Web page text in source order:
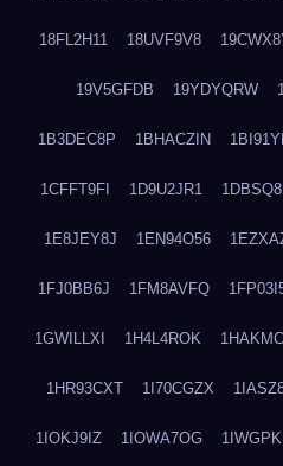
18FL2H11 18UVF9V8
19V5GFDB 19YDYQRW
1B3DEC8P 1BHACZIN
1CFFT9FI 1D9U2JR1
1E8JEY8J 1EN94O56
1FJ0BB6J 1FM8AVFQ
1GWILLXI 1H4L4ROK
1HR93CXT 1I70CGZX
1IOKJ9IZ 1IOWA7OG